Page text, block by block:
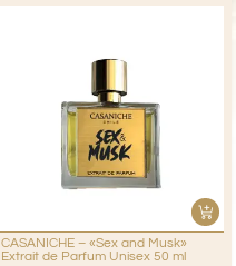
CASANICHE – «Sex and Musk»
Extrait de Parfum Unisex 50 ml